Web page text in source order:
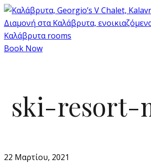
Book Now
ski-resort-
22 Μαρτίου, 2021